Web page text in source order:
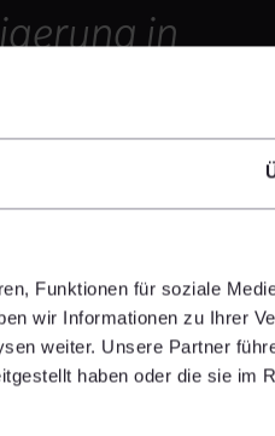
Funktionen für soziale
wir Informationen zu Ihrer
weiter. Unsere Partner
haben oder die sie im
in
wir
in der